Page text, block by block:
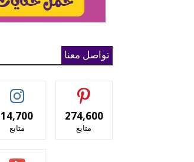
تواصل معنا
14,700
متابع
274,600
متابع